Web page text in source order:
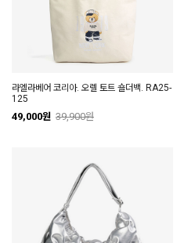
라엘라베어 코리아. 오렐 토트 숄더백. RA25-
125
49,000원 39,900원